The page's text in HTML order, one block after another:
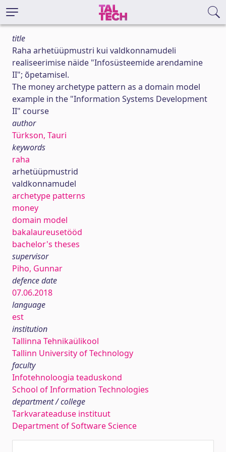
title
Raha arhetüüpmustri kui valdkonnamudeli
realiseerimise näide "Infosüsteemide arendamine
II"; õpetamisel.
The money archetype pattern as a domain model
example in the "Information Systems Development
II" course
author
Türkson, Tauri
keywords
raha
arhetüüpmustrid
valdkonnamudel
archetype patterns
money
domain model
bakalaureusetööd
bachelor's theses
supervisor
Piho, Gunnar
defence date
07.06.2018
language
est
institution
Tallinna Tehnikaülikool
Tallinn University of Technology
faculty
Infotehnoloogia teaduskond
School of Information Technologies
department / college
Tarkvarateaduse instituut
Department of Software Science